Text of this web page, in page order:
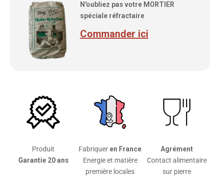
N'oubliez pas votre MORTIER
spéciale réfractaire
Commander ici
Produit
Garantie 20 ans
Fabriquer en France
Energie et matière
première locales
Agrément
Contact alimentaire
sur pierre